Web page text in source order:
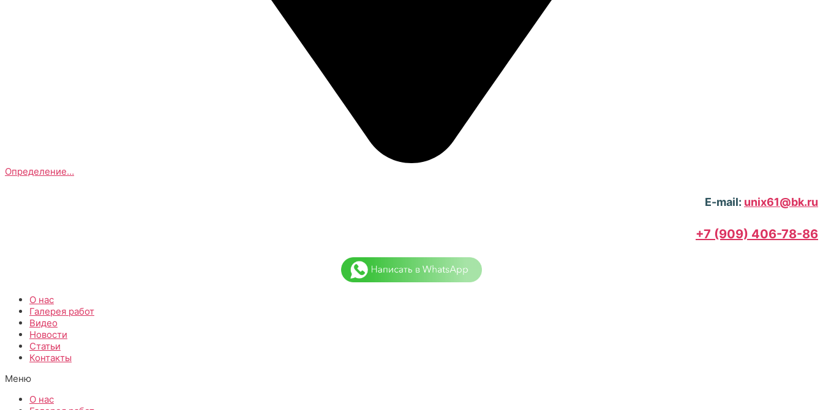
Определение…
E-mail: unix61@bk.ru
+7 (909) 406-78-86
О нас
Галерея работ
Видео
Новости
Статьи
Контакты
Меню
О нас